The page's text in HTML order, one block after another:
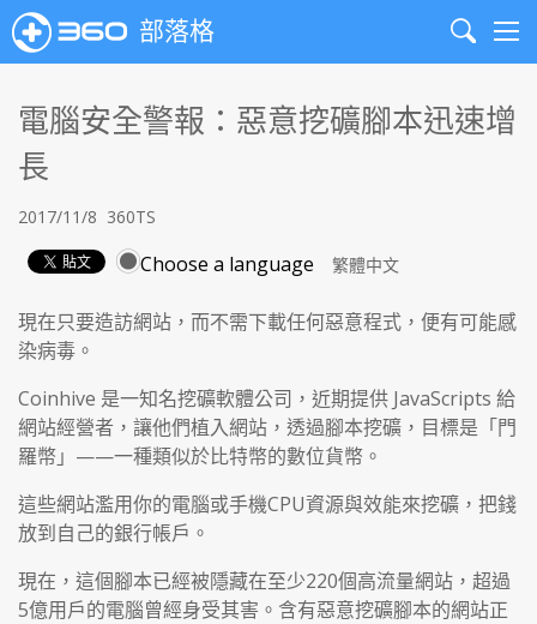
部落格
Search
電腦安全警報：惡意挖礦腳本迅速增
長
2017/11/8 360TS
Choose a language
現在只要造訪網站，而不需下載任何惡意程式，便有可能感
染病毒。
Coinhive 是一知名挖礦軟體公司，近期提供 JavaScripts 給
網站經營者，讓他們植入網站，透過腳本挖礦，目標是「門
羅幣」——一種類似於比特幣的數位貨幣。
這些網站濫用你的電腦或手機CPU資源與效能來挖礦，把錢
放到自己的銀行帳戶。
現在，這個腳本已經被隱藏在至少220個高流量網站，超過
5億用戶的電腦曾經身受其害。含有惡意挖礦腳本的網站正